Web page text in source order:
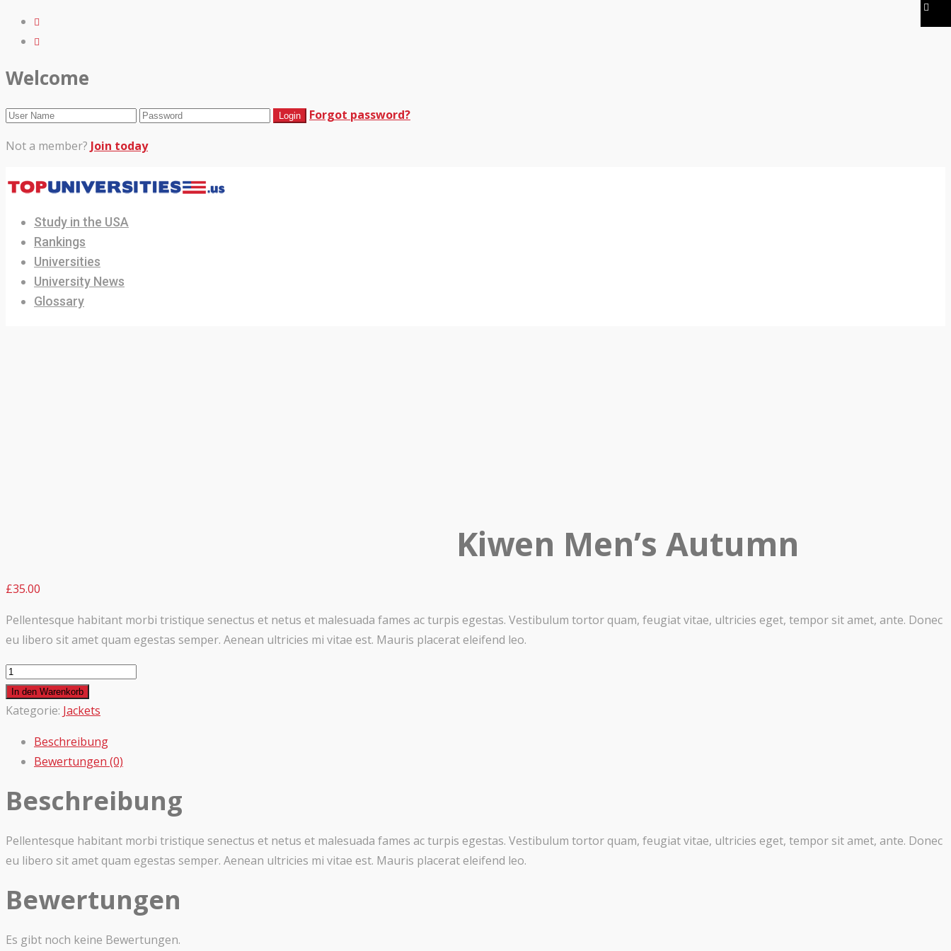
Welcome
Forgot password?
Not a member? Join today
Study in the USA
Rankings
Universities
University News
Glossary
Kiwen Men’s Autumn
£35.00
Pellentesque habitant morbi tristique senectus et netus et malesuada fames ac turpis egestas. Vestibulum tortor quam, feugiat vitae, ultricies eget, tempor sit amet, ante. Donec
eu libero sit amet quam egestas semper. Aenean ultricies mi vitae est. Mauris placerat eleifend leo.
Kiwen
Men's
Autumn
In den Warenkorb
Kategorie: Jackets
Beschreibung
Bewertungen (0)
Beschreibung
Pellentesque habitant morbi tristique senectus et netus et malesuada fames ac turpis egestas. Vestibulum tortor quam, feugiat vitae, ultricies eget, tempor sit amet, ante. Donec
eu libero sit amet quam egestas semper. Aenean ultricies mi vitae est. Mauris placerat eleifend leo.
Bewertungen
Es gibt noch keine Bewertungen.